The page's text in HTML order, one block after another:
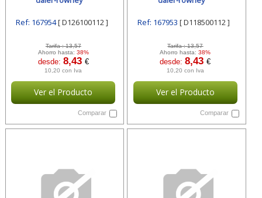
Ref: 167954[ D126100112 ]
Tarifa :13,57
Ahorro hasta: 38%
desde: 8,43 €
10,20 con Iva
Ver el Producto
Comparar
Ref: 167953[ D118500112 ]
Tarifa :13,57
Ahorro hasta:38%
desde:8,43€
10,20 con Iva
Ver el Producto
Comparar